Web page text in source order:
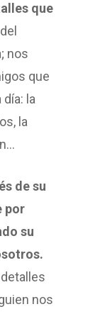
que
nos
que
la
la
de su
por
su
nos